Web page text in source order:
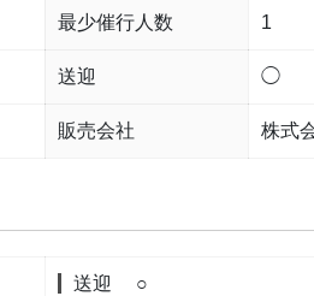
最少催行人数 1
送迎 ◯
販売会社 株式
送迎 ○